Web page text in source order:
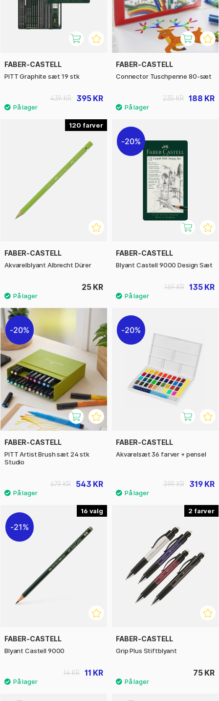
FABER-CASTELL
PITT Graphite sæt 19 stk
395 KR
439 KR
FABER-CASTELL
Connector Tuschpenne 80-sæt
188 KR
235 KR
120
FABER-CASTELL
Akvarelblyant Albrecht Dürer
25 KR
20%
FABER-CASTELL
Blyant Castell 9000 Design Sæt
135 KR
169 KR
20%
FABER-CASTELL
PITT Artist Brush sæt 24 stk
Studio
543 KR
679 KR
20%
FABER-CASTELL
Akvarelsæt 36 farver + pensel
319 KR
399 KR
16
21%
FABER-CASTELL
Blyant Castell 9000
11 KR
14 KR
2
FABER-CASTELL
Grip Plus Stiftblyant
75 KR